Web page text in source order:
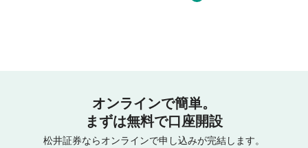
オンラインで簡単。
まずは無料で口座開設
松井証券ならオンラインで申し込みが完結します。